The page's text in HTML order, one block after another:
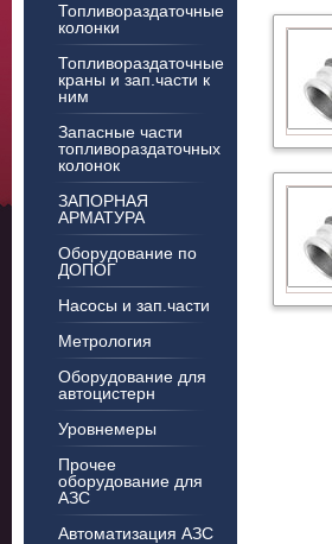
Топливораздаточные
колонки
Топливораздаточные
краны и зап.части к
ним
Запасные части
топливораздаточных
колонок
ЗАПОРНАЯ
АРМАТУРА
Оборудование по
ДОПОГ
Насосы и зап.части
Метрология
Оборудование для
автоцистерн
Уровнемеры
Прочее
оборудование для
АЗС
Автоматизация АЗС